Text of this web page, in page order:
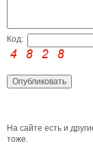
Код:
На сайте есть и
тоже.